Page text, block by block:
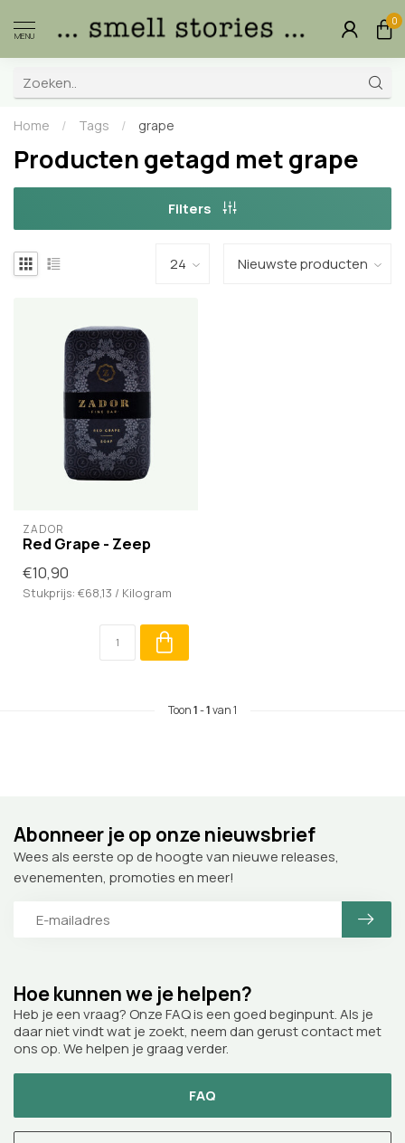
MENU
0
Home / Tags / grape
Producten getagd met grape
Filters
ZADOR
Red Grape - Zeep
€10,90
Stukprijs: €68,13 / Kilogram
Toon1-1van 1
Hoe kunnen we je helpen?
Heb je een vraag? Onze FAQ is een goed beginpunt. Als je
daar niet vindt wat je zoekt, neem dan gerust contact met
ons op. We helpen je graag verder.
FAQ
Abonneer je op onze nieuwsbrief
Wees als eerste op de hoogte van nieuwe releases,
evenementen, promoties en meer!